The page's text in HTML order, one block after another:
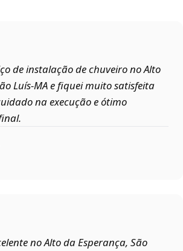
de instalação de chuveiro no Alto
Luís‑MA e fiquei muito satisfeita
na execução e ótimo
no Alto da Esperança, São